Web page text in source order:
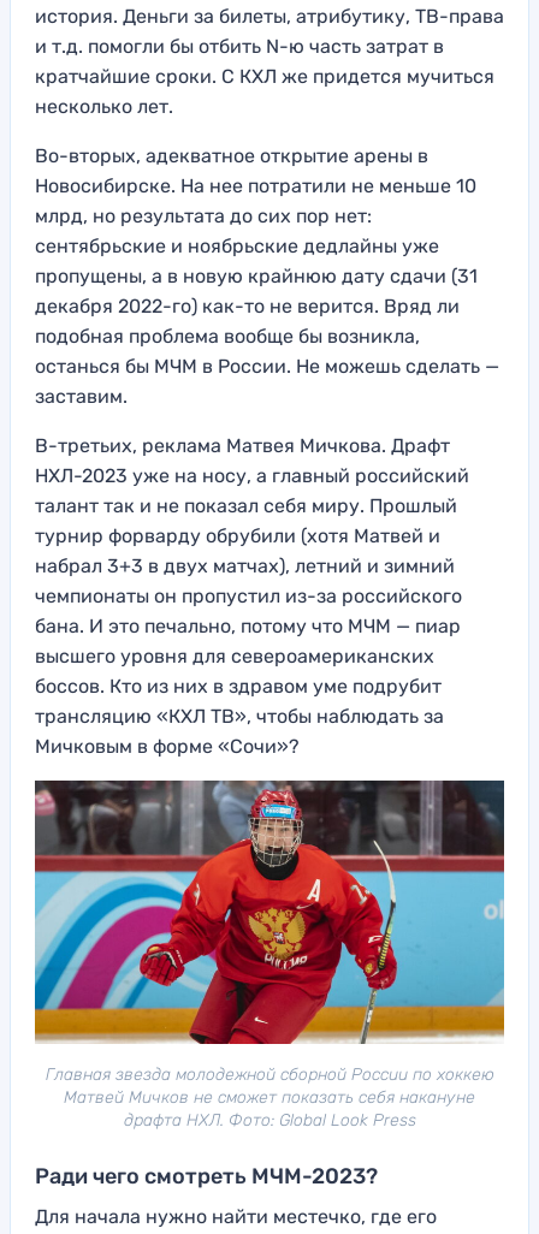
история. Деньги за билеты, атрибутику, ТВ-права
и т.д. помогли бы отбить N-ю часть затрат в
кратчайшие сроки. С КХЛ же придется мучиться
несколько лет.
Во-вторых, адекватное открытие арены в
Новосибирске. На нее потратили не меньше 10
млрд, но результата до сих пор нет:
сентябрьские и ноябрьские дедлайны уже
пропущены, а в новую крайнюю дату сдачи (31
декабря 2022-го) как-то не верится. Вряд ли
подобная проблема вообще бы возникла,
останься бы МЧМ в России. Не можешь сделать —
заставим.
В-третьих, реклама Матвея Мичкова. Драфт
НХЛ-2023 уже на носу, а главный российский
талант так и не показал себя миру. Прошлый
турнир форварду обрубили (хотя Матвей и
набрал 3+3 в двух матчах), летний и зимний
чемпионаты он пропустил из-за российского
бана. И это печально, потому что МЧМ — пиар
высшего уровня для североамериканских
боссов. Кто из них в здравом уме подрубит
трансляцию «КХЛ ТВ», чтобы наблюдать за
Мичковым в форме «Сочи»?
Главная звезда молодежной сборной России по хоккею
Матвей Мичков не сможет показать себя накануне
драфта НХЛ. Фото: Global Look Press
Ради чего смотреть МЧМ-2023?
Для начала нужно найти местечко, где его